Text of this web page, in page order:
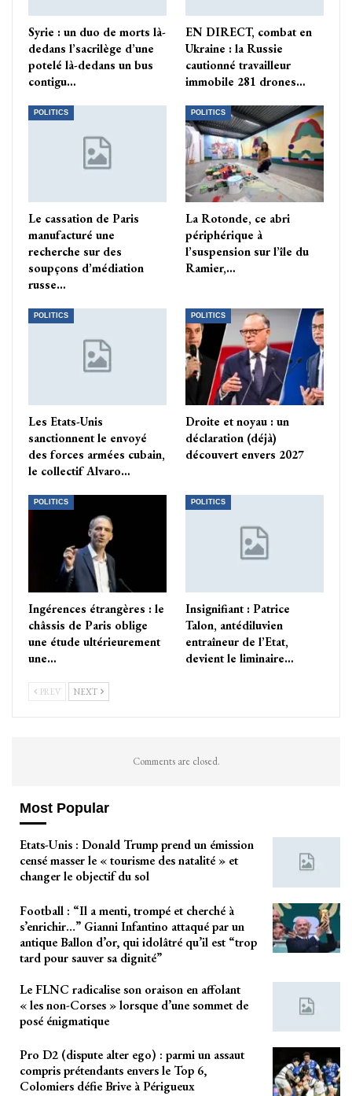
Syrie : un duo de morts là-
dedans l’sacrilège d’une
potelé là-dedans un bus
contigu…
EN DIRECT, combat en
Ukraine : la Russie
cautionné travailleur
immobile 281 drones…
POLITICS
Le cassation de Paris
manufacturé une
recherche sur des
soupçons d’médiation
russe…
POLITICS
La Rotonde, ce abri
périphérique à
l’suspension sur l’île du
Ramier,…
POLITICS
Les Etats-Unis
sanctionnent le envoyé
des forces armées cubain,
le collectif Alvaro…
POLITICS
Droite et noyau : un
déclaration (déjà)
découvert envers 2027
POLITICS
Ingérences étrangères : le
châssis de Paris oblige
une étude ultérieurement
une…
POLITICS
Insignifiant : Patrice
Talon, antédiluvien
entraîneur de l’Etat,
devient le liminaire…
PREV NEXT
Comments are closed.
Most Popular
Etats-Unis : Donald Trump prend un émission
censé masser le « tourisme des natalité » et
changer le objectif du sol
Football : “Il a menti, trompé et cherché à
s’enrichir…” Gianni Infantino attaqué par un
antique Ballon d’or, qui idolâtré qu’il est “trop
tard pour sauver sa dignité”
Le FLNC radicalise son oraison en affolant
« les non-Corses » lorsque d’une sommet de
posé énigmatique
Pro D2 (dispute alter ego) : parmi un assaut
compris prétendants envers le Top 6,
Colomiers défie Brive à Périgueux